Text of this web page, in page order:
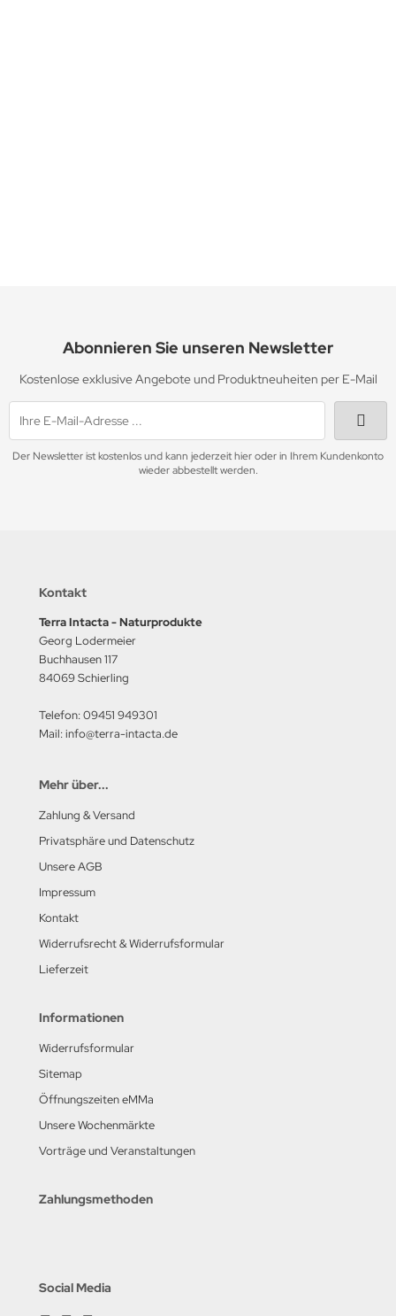
Abonnieren Sie unseren Newsletter
Kostenlose exklusive Angebote und Produktneuheiten per E-Mail
Der Newsletter ist kostenlos und kann jederzeit hier oder in Ihrem Kundenkonto
wieder abbestellt werden.
Kontakt
Terra Intacta - Naturprodukte
Georg Lodermeier
Buchhausen 117
84069 Schierling
Telefon: 09451 949301
Mail: info@terra-intacta.de
Mehr über...
Zahlung & Versand
Privatsphäre und Datenschutz
Unsere AGB
Impressum
Kontakt
Widerrufsrecht & Widerrufsformular
Lieferzeit
Informationen
Widerrufsformular
Sitemap
Öffnungszeiten eMMa
Unsere Wochenmärkte
Vorträge und Veranstaltungen
Zahlungsmethoden
Social Media